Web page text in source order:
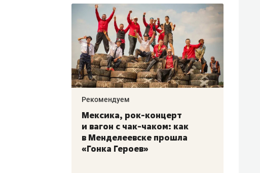
Рекомендуем
Мексика, рок-концерт
и вагон с чак-чаком: как
в Менделеевске прошла
«Гонка Героев»